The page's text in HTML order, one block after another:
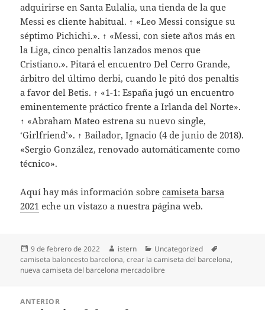
adquirirse en Santa Eulalia, una tienda de la que
Messi es cliente habitual. ↑ «Leo Messi consigue su
séptimo Pichichi.». ↑ «Messi, con siete años más en
la Liga, cinco penaltis lanzados menos que
Cristiano.». Pitará el encuentro Del Cerro Grande,
árbitro del último derbi, cuando le pitó dos penaltis
a favor del Betis. ↑ «1-1: España jugó un encuentro
eminentemente práctico frente a Irlanda del Norte».
↑ «Abraham Mateo estrena su nuevo single,
‘Girlfriend’». ↑ Bailador, Ignacio (4 de junio de 2018).
«Sergio González, renovado automáticamente como
técnico».
Aquí hay más información sobrecamiseta barsa
2021 eche un vistazo a nuestra página web.
Publicado
el
9 de febrero de 2022 Autor
istern Categorías
Uncategorized
camiseta baloncesto barcelona,crear la camiseta del barcelona,
nueva camiseta del barcelona mercadolibre
ANTERIOR